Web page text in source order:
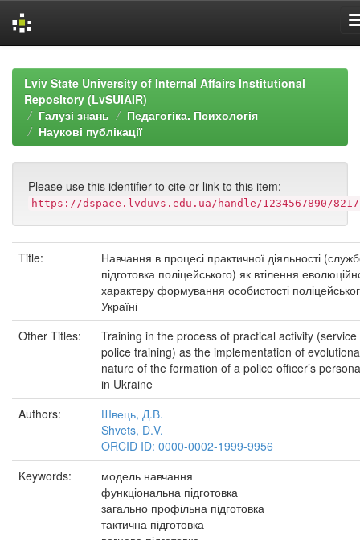
navigationLviv State University of Internal Affairs Institutional
Repository (LvSUIAIR)
Галузі знань
Педагогіка. Психологія
Наукові публікації
Please use this identifier to cite or link to this item:
https://dspace.lvduvs.edu.ua/handle/1234567890/8217
Title:
Навчання в процесі практичної діяльності
підготовка поліцейського) як втілення
характеру формування особистості
Україні
Other Titles:
Training in the process of practical activity (service
police training) as the implementation of
nature of the formation of a police officer’s
in Ukraine
Authors:
Швець, Д.В.
Shvets, D.V.
ORCID ID: 0000-0002-1999-9956
Keywords:
модель навчання
функціональна підготовка
загально профільна підготовка
тактична підготовка